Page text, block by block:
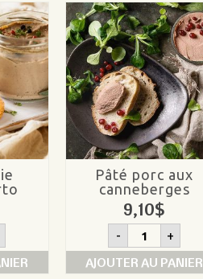
Pâté porc aux
canneberges
9,10$
- quantité
de
Pâté
porc
+
AJOUTER AU PANIER